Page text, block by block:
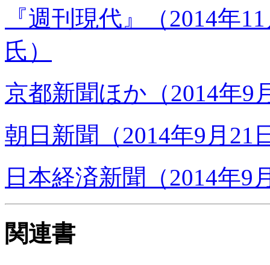
『週刊現代』（2014年
氏）
京都新聞ほか（2014年9
朝日新聞（2014年9月21
日本経済新聞（2014年9
関連書